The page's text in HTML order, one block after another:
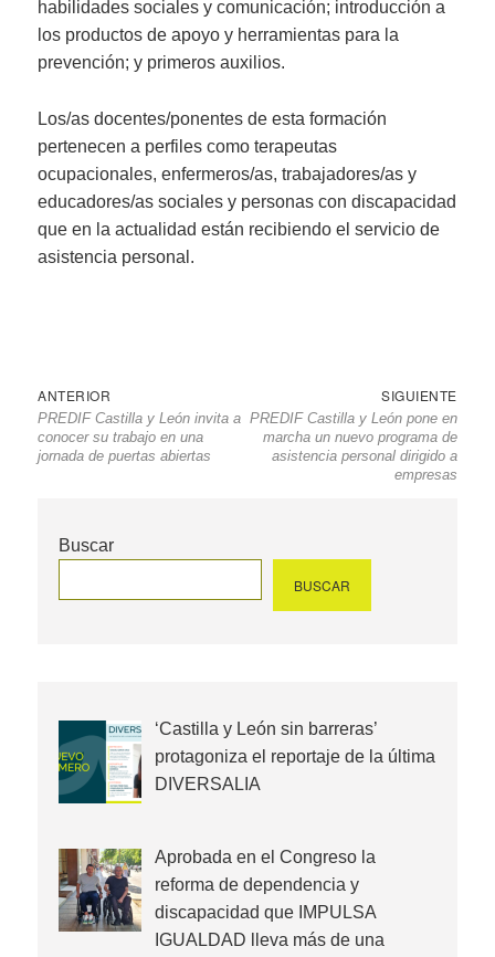
habilidades sociales y comunicación; introducción a
los productos de apoyo y herramientas para la
prevención; y primeros auxilios.
Los/as docentes/ponentes de esta formación
pertenecen a perfiles como terapeutas
ocupacionales, enfermeros/as, trabajadores/as y
educadores/as sociales y personas con discapacidad
que en la actualidad están recibiendo el servicio de
asistencia personal.
Navegación
de
entradas
ANTERIOR
anterior
PREDIF Castilla y León invita a
conocer su trabajo en una
jornada de puertas abiertas
SIGUIENTE
PREDIF Castilla y León pone en
marcha un nuevo programa de
asistencia personal dirigido a
empresas
Buscar
BUSCAR
‘Castilla y León sin barreras’
protagoniza el reportaje de la última
DIVERSALIA
Aprobada en el Congreso la
reforma de dependencia y
discapacidad que IMPULSA
IGUALDAD lleva más de una